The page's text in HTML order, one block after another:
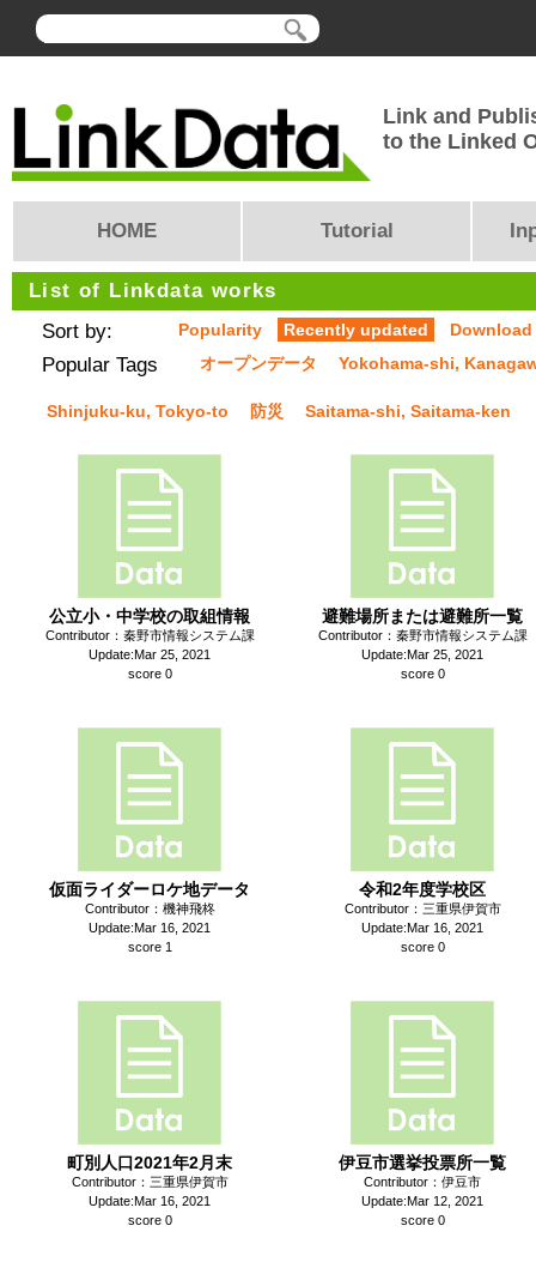
Link and
to the Linked
HOME Tutorial
List of Linkdata works
Sort by:
Popularity Recently updated
Popular Tags オープンデータ Yokohama-shi,
Shinjuku-ku, Tokyo-to 防災 Saitama-shi, Saitama-ken
公立小・中学校の取組情報
Contributor：秦野市情報システム課
Update:Mar 25, 2021
score 0
避難場所または避難所一覧
Contributor：秦野市情報システム課
Update:Mar 25, 2021
score 0
仮面ライダーロケ地データ
Contributor：機神飛柊
Update:Mar 16, 2021
score 1
令和2年度学校区
Contributor：三重県伊賀市
Update:Mar 16, 2021
score 0
町別人口2021年2月末
Contributor：三重県伊賀市
Update:Mar 16, 2021
score 0
伊豆市選挙投票所一覧
Contributor：伊豆市
Update:Mar 12, 2021
score 0